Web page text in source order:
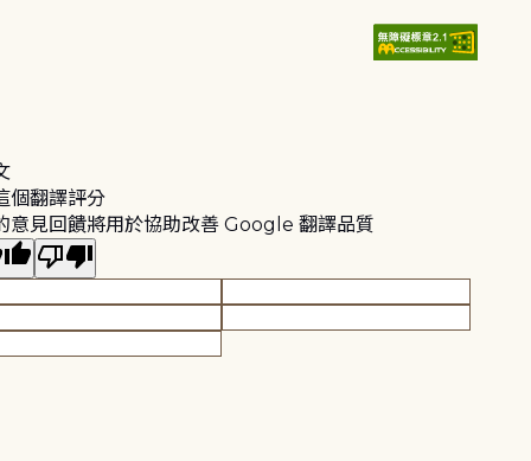
個翻譯評分
意見回饋將用於協助改善 Google 翻譯品質